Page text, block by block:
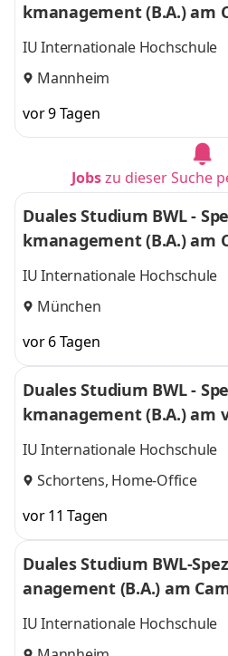
kmanagement (B.A.) am
l
IU Internationale Hochschule
Mannheim
vor 9 Tagen
Jobszu dieser Suche
Duales Studium BWL -
kmanagement (B.A.) am
l
IU Internationale Hochschule
München
vor 6 Tagen
Duales Studium BWL -
kmanagement (B.A.) am
Nordfrost GmbH & Co. KG
IU Internationale Hochschule
Schortens, Home-Office
vor 11 Tagen
Duales Studium BWL-
anagement (B.A.) am
IU Internationale Hochschule